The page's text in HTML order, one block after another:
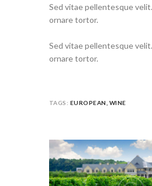
Sed vitae pellentesque
ornare tortor.
Sed vitae pellentesque
ornare tortor.
TAGS: EUROPEAN WINE